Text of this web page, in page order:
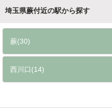
埼玉県蕨付近の駅から探す
蕨(30)
西川口(14)